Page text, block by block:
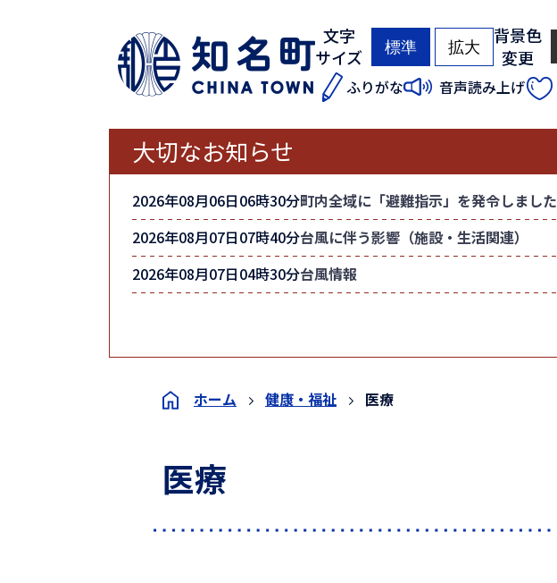
文字
サイズ
標準
（
期
拡大
（
期
背景色
変更
ふりがな 音声読み上げ
大切なお知らせ
2026年08月06日06時30分町内全域に「避難指示」を発令しました
2026年08月07日07時40分台風に伴う影響（施設・生活関連）
2026年08月07日04時30分台風情報
ホーム 健康・福祉 医療
医療